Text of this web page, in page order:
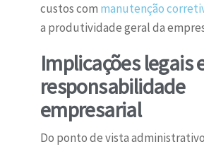
custos com manutenção
a produtividade geral da
Implicações legais
responsabilidade
empresarial
Do ponto de vista